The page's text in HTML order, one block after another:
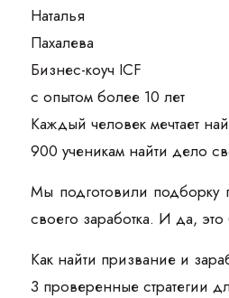
Наталья
Пахалева
Бизнес-коуч ICF
с опытом более 10 лет
Каждый человек мечтает
900 ученикам найти дело
Мы подготовили подборку
своего заработка. И да, это
Как найти призвание и
3 проверенные стратегии